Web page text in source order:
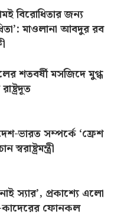
বিরোধিতার জন্য
মাওলানা আবদুর রব
শতবর্ষী মসজিদে মুগ্ধ
ভারত সম্পর্কে ‘ফ্রেশ
স্বরাষ্ট্রমন্ত্রী
স্যার’, প্রকাশ্যে এলো
ফোনকল